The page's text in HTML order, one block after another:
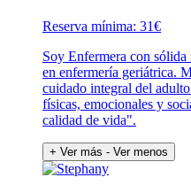
Reserva mínima: 31€
Soy Enfermera con
en enfermería geriátrica.
cuidado integral del
físicas, emocionales y
calidad de vida".
+ Ver más - Ver menos